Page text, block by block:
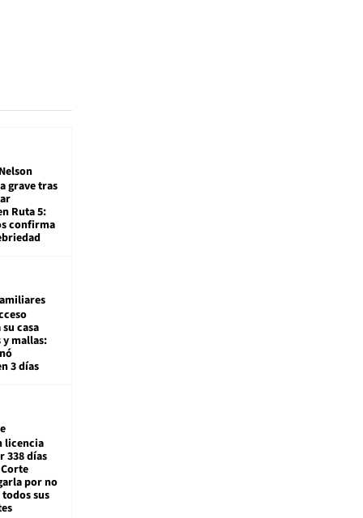
Nelson
grave tras
Ruta 5:
confirma
casa
mallas:
3 días
licencia
338 días
por no
sus